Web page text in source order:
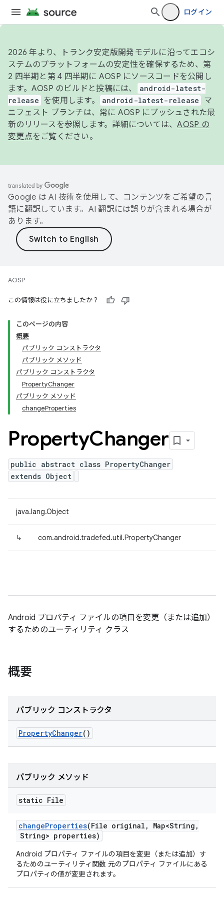
ログイン
2026 年より、トランク安定版開発モデルに沿ってエコシ
ステムのプラットフォームの安定性を確保するため、第
2 四半期と第 4 四半期に AOSP にソースコードを公開し
ます。AOSP のビルドと投稿には、
android-latest-
release
を使用します。 android-latest-release
マ
ニフェスト ブランチは、常に AOSP にプッシュされた最
新のリリースを参照します。詳細については、AOSP の
変更点をご覧ください。
Google は AI 技術を使用して、コンテンツをご希望の言
語に翻訳しています。AI 翻訳には誤りが含まれる場合が
あります。
AOSP
この情報は役に立ちましたか？
このページの内容
概要
パブリック コンストラクタ
パブリック メソッド
パブリック コンストラクタ
PropertyChanger
パブリック メソッド
changeProperties
PropertyChanger
public abstract class PropertyChanger
extends Object
java.lang.Object
↳ com.android.tradefed.util.PropertyChanger
Android プロパティ ファイルの項目を変更（または追加）
するためのユーティリティ クラス
概要
パブリック コンストラクタ
PropertyChanger()
パブリック メソッド
static File
changeProperties(File original , Map<String ,
String> properties)
Android プロパティ ファイルの項目を変更（または追加）す
るためのユーティリティ関数 元のプロパティ ファイルにある
プロパティの値が変更されます。